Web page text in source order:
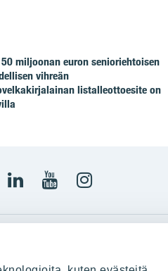
miljoonan euron senioriehtoisen
vihreän
listalleottoesite on
Corporation
Corporation
YIT